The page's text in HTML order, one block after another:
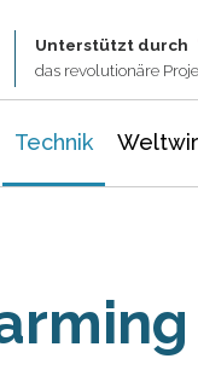
Unterstützt durch
das revolutionäre
Technik